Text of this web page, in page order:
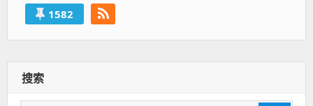
1582
搜索